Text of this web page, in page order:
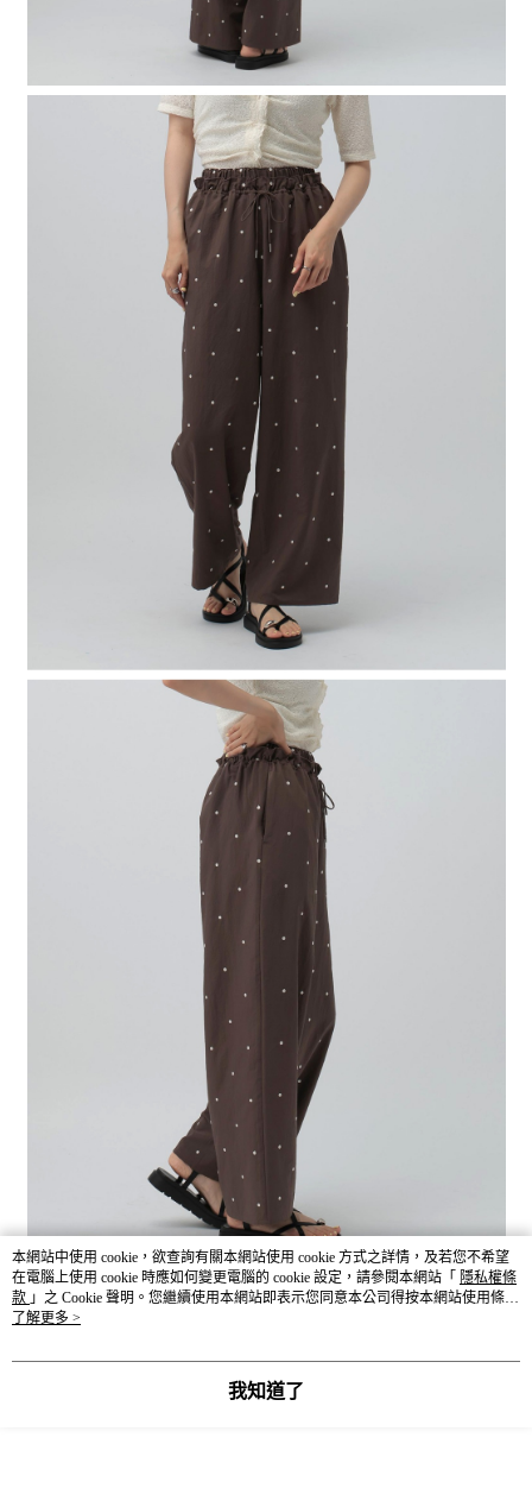
本網站中使用 cookie，欲查詢有關本網站使用 cookie 方式之詳情，及若您不希望
在電腦上使用 cookie 時應如何變更電腦的 cookie 設定，請參閱本網站「 隱私權條
款 」之 Cookie 聲明。您繼續使用本網站即表示您同意本公司得按本網站使用條款
之 Cookie 聲明使用 cookie。
了解更多 >
我知道了